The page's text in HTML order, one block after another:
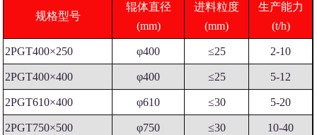
规格型号
辊体直径
(mm)
进料粒度
(mm)
生产能力
(t/h)
2PGT400×250 φ400 ≤25 2-10
2PGT400×400 φ400 ≤25 5-12
2PGT610×400 φ610 ≤30 5-20
2PGT750×500 φ750 ≤30 10-40